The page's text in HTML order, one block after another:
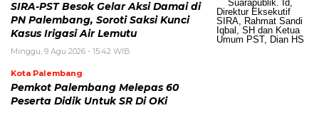
SIRA-PST Besok Gelar Aksi Damai di
PN Palembang, Soroti Saksi Kunci
Kasus Irigasi Air Lemutu
Minggu, 9 Agu 2026 - 15:42 WIB
Kota Palembang
Pemkot Palembang Melepas 60
Peserta Didik Untuk SR Di OKi